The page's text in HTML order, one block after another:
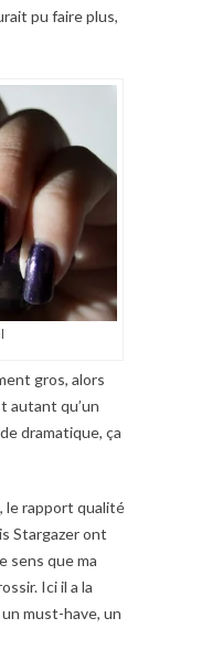
pu faire plus,
gros, alors
autant qu’un
dramatique, ça
, le rapport qualité
Stargazer ont
sens que ma
Ici il a la
must-have, un